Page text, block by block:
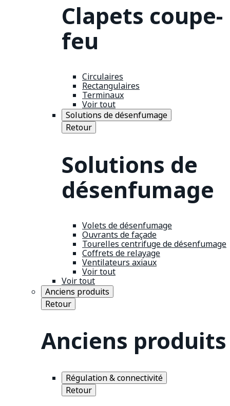
Clapets coupe-
feu
Circulaires
Rectangulaires
Terminaux
Voir tout
Solutions de désenfumage
Retour
Solutions de
désenfumage
Volets de désenfumage
Ouvrants de façade
Tourelles centrifuge de désenfumage
Coffrets de relayage
Ventilateurs axiaux
Voir tout
Voir tout
Anciens produits
Retour
Anciens produits
Régulation & connectivité
Retour